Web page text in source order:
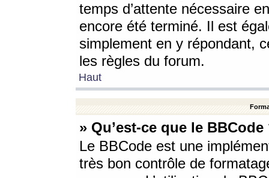
temps d’attente nécessaire
encore été terminé. Il est
simplement en y répondant,
les règles du forum.
Haut
» Qu’est-ce que le BBCode
Le BBCode est une
très bon contrôle de